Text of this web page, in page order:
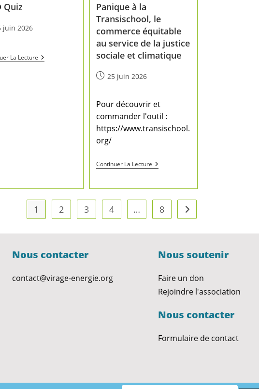
Quiz
juin 2026
La Lecture
Panique à la
Transischool, le
commerce équitable
au service de la justice
sociale et climatique
25 juin 2026
Pour découvrir et
commander l'outil :
https://www.transischool.
org/
Continuer La Lecture
1 2 3 4 … 8 Go to the next page
Nous contacter
contact@virage-energie.org
Nous soutenir
Faire un don
Rejoindre l'association
Nous contacter
Formulaire de contact